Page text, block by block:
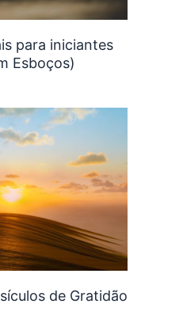
para iniciantes
Esboços)
de Gratidão